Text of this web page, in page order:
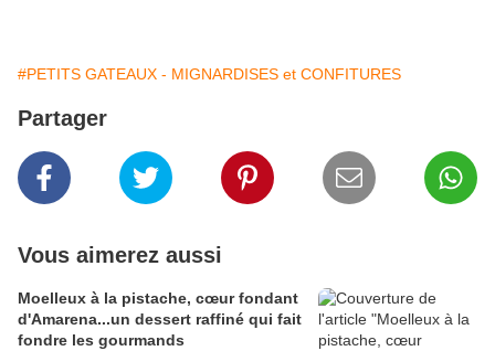
#PETITS GATEAUX - MIGNARDISES et CONFITURES
Partager
Vous aimerez aussi
Moelleux à la pistache, cœur fondant
d'Amarena...un dessert raffiné qui fait
fondre les gourmands